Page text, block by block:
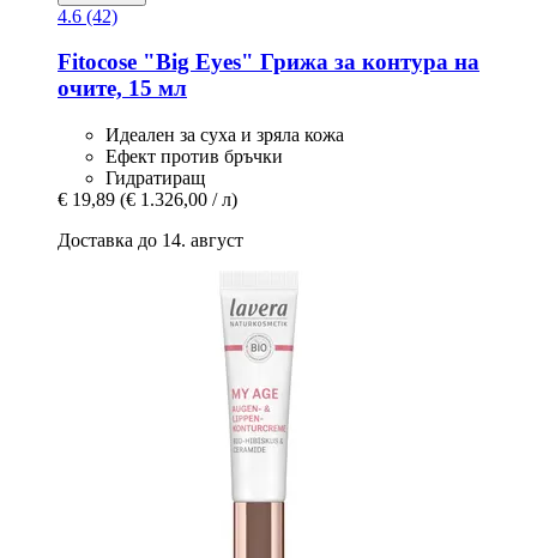
4.6 (42)
Fitocose "Big Eyes" Грижа за контура на
очите, 15 мл
Идеален за суха и зряла кожа
Ефект против бръчки
Гидратиращ
€ 19,89 (€ 1.326,00 / л)
Доставка до 14. август